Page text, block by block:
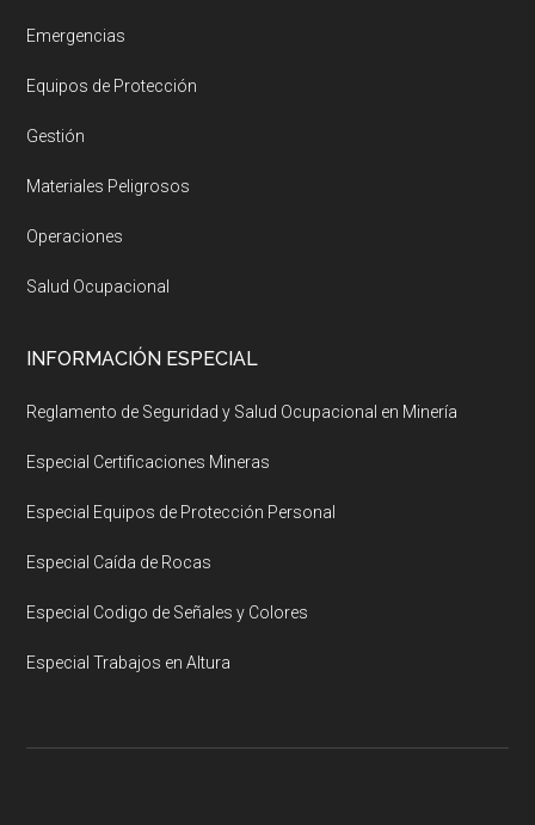
Emergencias
Equipos de Protección
Gestión
Materiales Peligrosos
Operaciones
Salud Ocupacional
INFORMACIÓN ESPECIAL
Reglamento de Seguridad y Salud Ocupacional en Minería
Especial Certificaciones Mineras
Especial Equipos de Protección Personal
Especial Caída de Rocas
Especial Codigo de Señales y Colores
Especial Trabajos en Altura